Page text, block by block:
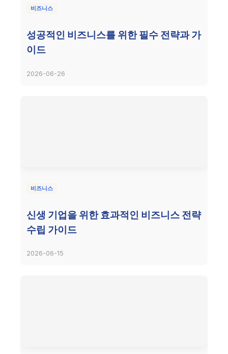
비즈니스
성공적인 비즈니스를 위한 필수 전략과 가
이드
2026-06-26
비즈니스
신생 기업을 위한 효과적인 비즈니스 전략
수립 가이드
2026-06-15